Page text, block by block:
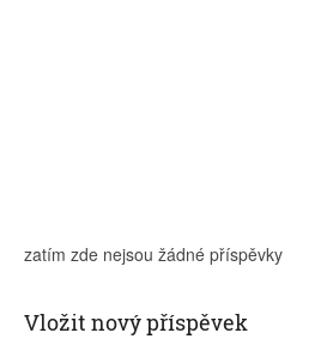
zatím zde nejsou žádné příspěvky
Vložit nový příspěvek